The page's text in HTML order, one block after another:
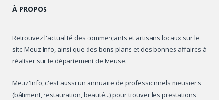
À PROPOS
Retrouvez l'actualité des commerçants et artisans locaux sur le
site Meuz'Info, ainsi que des bons plans et des bonnes affaires à
réaliser sur le département de Meuse.
Meuz'Info, c'est aussi un annuaire de professionnels meusiens
(bâtiment, restauration, beauté...) pour trouver les prestations